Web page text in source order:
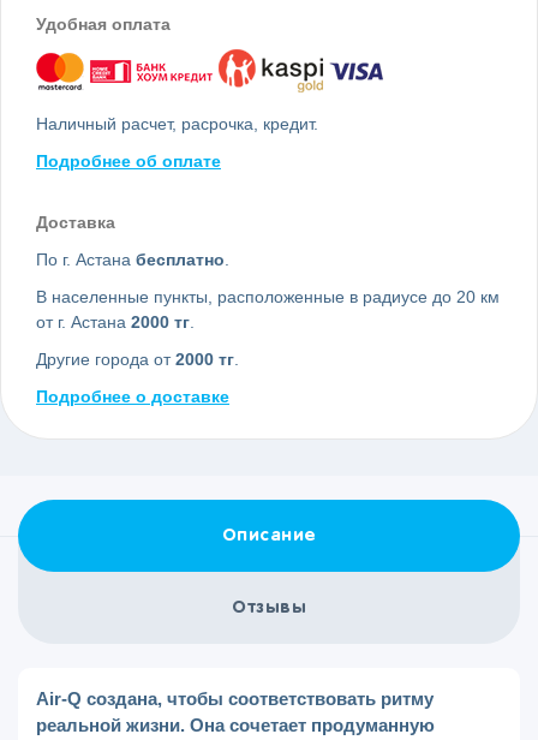
Удобная оплата
Наличный расчет, расрочка, кредит.
Подробнее об оплате
Доставка
По г. Астана бесплатно
В населенные пункты, расположенные в радиусе до 20 км
от г. Астана 2000 тг
Другие города от2000 тг
Подробнее о доставке
Описание
Отзывы
Air-Q создана, чтобы соответствовать ритму
реальной жизни. Она сочетает продуманную